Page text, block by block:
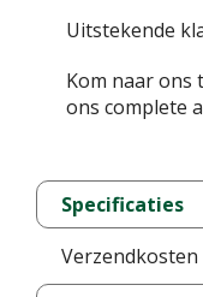
Uitstekende
Kom naar ons
ons complete
Specificaties
Verzendkosten